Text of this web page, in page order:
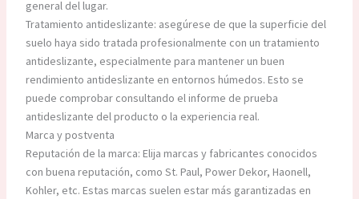
general del lugar.
Tratamiento antideslizante: asegúrese de que la superficie del
suelo haya sido tratada profesionalmente con un tratamiento
antideslizante, especialmente para mantener un buen
rendimiento antideslizante en entornos húmedos. Esto se
puede comprobar consultando el informe de prueba
antideslizante del producto o la experiencia real.
Marca y postventa
Reputación de la marca: Elija marcas y fabricantes conocidos
con buena reputación, como St. Paul, Power Dekor, Haonell,
Kohler, etc. Estas marcas suelen estar más garantizadas en